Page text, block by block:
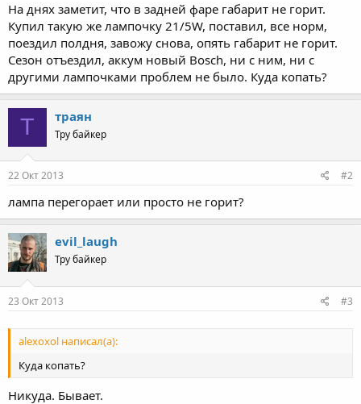
На днях заметит, что в задней фаре габарит не горит.
Купил такую же лампочку 21/5W, поставил, все норм,
поездил полдня, завожу снова, опять габарит не горит.
Сезон отъездил, аккум новый Bosch, ни с ним, ни с
другими лампочками проблем не было. Куда копать?
Т траян
Тру байкер
22 Окт 2013 #2
лампа перегорает или просто не горит?
evil_laugh
Тру байкер
23 Окт 2013 #3
alexoxol написал(а):
Куда копать?
Никуда. Бывает.